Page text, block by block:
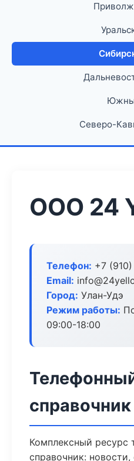
Северо-
ООО 24
Телефон: +7
Email:
Город: Улан-Удэ
Режим работы:
09:00-18:00
Комплексный ресурс
справочник: новости,